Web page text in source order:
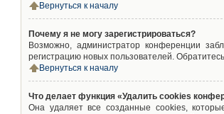
Вернуться к началу
Почему я не могу зарегистрироваться?
Возможно, администратор конференции
регистрацию новых пользователей.
Вернуться к началу
Что делает функция «Удалить cookies
Она удаляет все созданные cookies,